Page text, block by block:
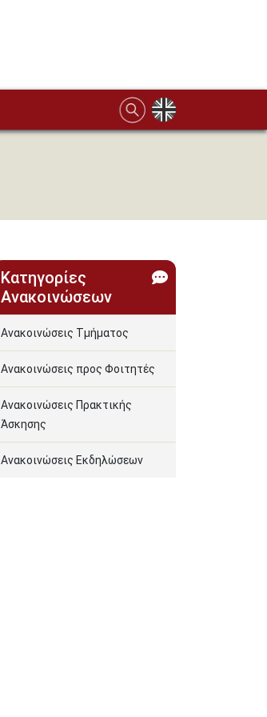
Κατηγορίες
Ανακοινώσεων
Ανακοινώσεις Τμήματος
Ανακοινώσεις προς Φοιτητές
Ανακοινώσεις Πρακτικής
Άσκησης
Ανακοινώσεις Εκδηλώσεων